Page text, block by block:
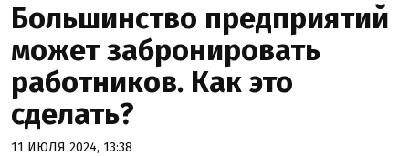
Большинство предприятий
может забронировать
работников. Как это
сделать?
11 ИЮЛЯ 2024, 13:38